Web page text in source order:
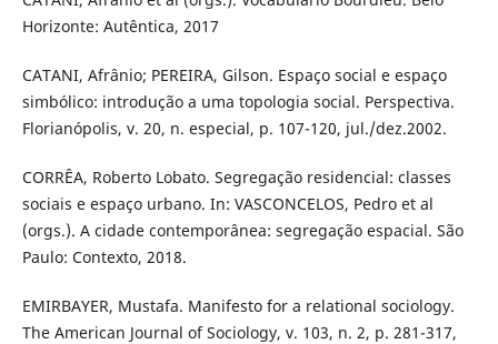
Horizonte: Autêntica, 2017
CATANI, Afrânio; PEREIRA, Gilson. Espaço social e espaço
simbólico: introdução a uma topologia social. Perspectiva.
Florianópolis, v. 20, n. especial, p. 107-120, jul./dez.2002.
CORRÊA, Roberto Lobato. Segregação residencial: classes
sociais e espaço urbano. In: VASCONCELOS, Pedro et al
(orgs.). A cidade contemporânea: segregação espacial. São
Paulo: Contexto, 2018.
EMIRBAYER, Mustafa. Manifesto for a relational sociology.
The American Journal of Sociology, v. 103, n. 2, p. 281-317,